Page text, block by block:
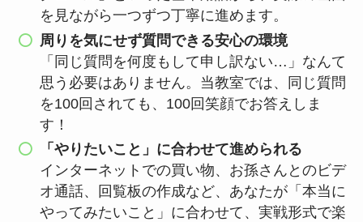
を見ながら一つずつ丁寧に進めます。
周りを気にせず質問できる安心の環境
「同じ質問を何度もして申し訳ない…」なんて
思う必要はありません。当教室では、同じ質問
を100回されても、100回笑顔でお答えしま
す！
「やりたいこと」に合わせて進められる
インターネットでの買い物、お孫さんとのビデ
オ通話、回覧板の作成など、あなたが「本当に
やってみたいこと」に合わせて、実戦形式で楽